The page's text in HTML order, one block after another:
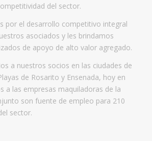
del sector.
por el desarrollo competitivo integral
asociados y les brindamos
de apoyo de alto valor agregado.
a nuestros socios en las ciudades de
de Rosarito y Ensenada, hoy en
a las empresas maquiladoras de la
son fuente de empleo para 210
sector.